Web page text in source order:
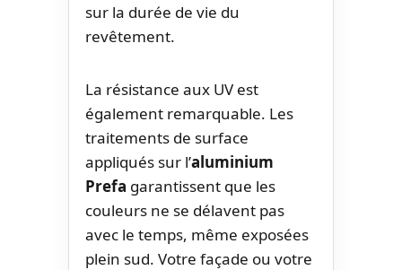
sur la durée de vie du
revêtement.
La résistance aux UV est
également remarquable. Les
traitements de surface
appliqués sur l’aluminium
Prefa garantissent que les
couleurs ne se délavent pas
avec le temps, même exposées
plein sud. Votre façade ou votre